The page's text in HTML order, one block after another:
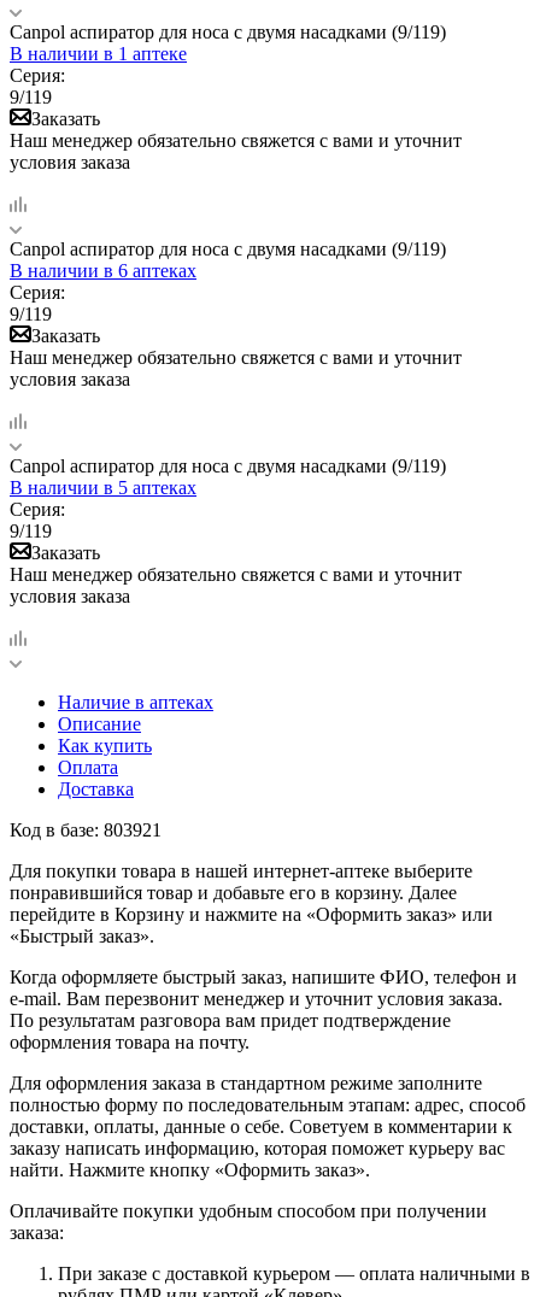
Canpol аспиратор для носа с двумя насадками (9/119)
В наличии в 1 аптеке
Серия:
9/119
Заказать
Наш менеджер обязательно свяжется с вами и уточнит
условия заказа
Canpol аспиратор для носа с двумя насадками (9/119)
В наличии в 6 аптеках
Серия:
9/119
Заказать
Наш менеджер обязательно свяжется с вами и уточнит
условия заказа
Canpol аспиратор для носа с двумя насадками (9/119)
В наличии в 5 аптеках
Серия:
9/119
Заказать
Наш менеджер обязательно свяжется с вами и уточнит
условия заказа
Наличие в аптеках
Описание
Как купить
Оплата
Доставка
Код в базе: 803921
Для покупки товара в нашей интернет-аптеке выберите
понравившийся товар и добавьте его в корзину. Далее
перейдите в Корзину и нажмите на «Оформить заказ» или
«Быстрый заказ».
Когда оформляете быстрый заказ, напишите ФИО, телефон и
e-mail. Вам перезвонит менеджер и уточнит условия заказа.
По результатам разговора вам придет подтверждение
оформления товара на почту.
Для оформления заказа в стандартном режиме заполните
полностью форму по последовательным этапам: адрес, способ
доставки, оплаты, данные о себе. Советуем в комментарии к
заказу написать информацию, которая поможет курьеру вас
найти. Нажмите кнопку «Оформить заказ».
Оплачивайте покупки удобным способом при получении
заказа:
При заказе с доставкой курьером — оплата наличными в